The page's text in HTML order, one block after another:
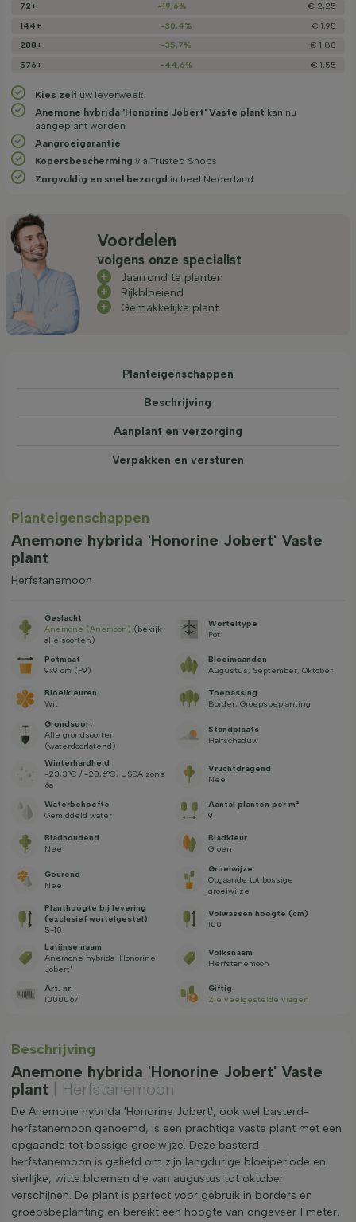
72+
-19,6%
€ 2,25
144+
-30,4%
€ 1,95
288+
-35,7%
€ 1,80
576+
-44,6% € 1,55
Kies zelf uw leverweek
Anemone hybrida 'Honorine Jobert' Vaste plant kan nu
aangeplant worden
Aangroeigarantie
Kopersbescherming via Trusted Shops
Zorgvuldig en snel bezorgd in heel Nederland
Voordelen
volgens onze specialist
Jaarrond te planten
Rijkbloeiend
Gemakkelijke plant
Planteigenschappen
Beschrijving
Aanplant en verzorging
Verpakken en versturen
Planteigenschappen
Anemone hybrida 'Honorine Jobert' Vaste
plant
Herfstanemoon
Geslacht
Anemone (Anemoon) (bekijk
alle soorten)
Worteltype
Pot
Potmaat
9x9 cm (P9)
Bloeimaanden
Augustus, September, Oktober
Bloeikleuren
Wit
Toepassing
Border, Groepsbeplanting
Grondsoort
Alle grondsoorten
(waterdoorlatend)
Standplaats
Halfschaduw
Winterhardheid
-23,3°C / -20,6°C, USDA zone
6a
Vruchtdragend
Nee
Waterbehoefte
Gemiddeld water
Aantal planten per m²
9
Bladhoudend
Nee
Bladkleur
Groen
Geurend
Nee
Groeiwijze
Opgaande tot bossige
groeiwijze
Planthoogte bij levering
(exclusief wortelgestel)
5-10
Volwassen hoogte (cm)
100
Latijnse naam
Anemone hybrida 'Honorine
Jobert'
Volksnaam
Herfstanemoon
Art. nr.
1000067
Giftig
Zie veelgestelde vragen
Beschrijving
Anemone hybrida 'Honorine Jobert' Vaste
plant
| Herfstanemoon
De Anemone hybrida 'Honorine Jobert', ook wel basterd-
herfstanemoon genoemd, is een prachtige vaste plant met een
opgaande tot bossige groeiwijze. Deze basterd-
herfstanemoon is geliefd om zijn langdurige bloeiperiode en
sierlijke, witte bloemen die van augustus tot oktober
verschijnen. De plant is perfect voor gebruik in borders en
groepsbeplanting en bereikt een hoogte van ongeveer 1 meter.